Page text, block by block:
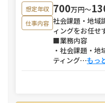
想定年収 700万円〜
仕事内容 社会課題・地域
ィングをお任せ
■業務内容
・社会課題・
ティング⋯もっ